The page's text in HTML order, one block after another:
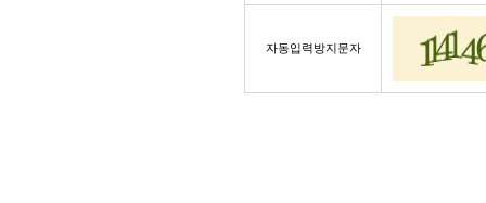
자동입력방지문자